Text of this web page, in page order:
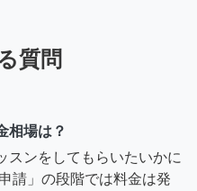
質問
相場は？
スンをしてもらいたいかに
請」の段階では料金は発